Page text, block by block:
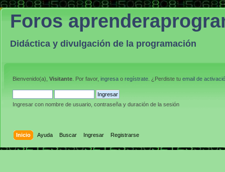
Foros
Didáctica y divulgación de la programación
Bienvenido(a), Visitante . Por favor, ingresa o regístrate . ¿Perdiste tu email de
Ingresar con nombre de usuario, contraseña y duración de la sesión
Inicio Ayuda Buscar Ingresar Registrarse